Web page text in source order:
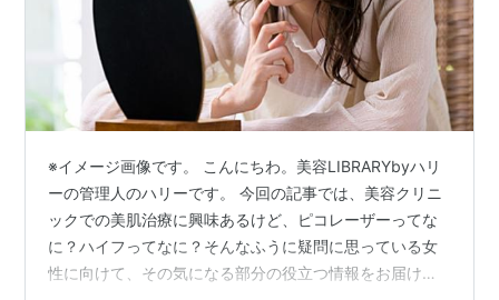
※イメージ画像です。 こんにちわ。美容LIBRARYbyハリ
ーの管理人のハリーです。 今回の記事では、美容クリニ
ックでの美肌治療に興味あるけど、ピコレーザーってな
に？ハイフってなに？そんなふうに疑問に思っている女
性に向けて、その気になる部分の役立つ情報をお届けし